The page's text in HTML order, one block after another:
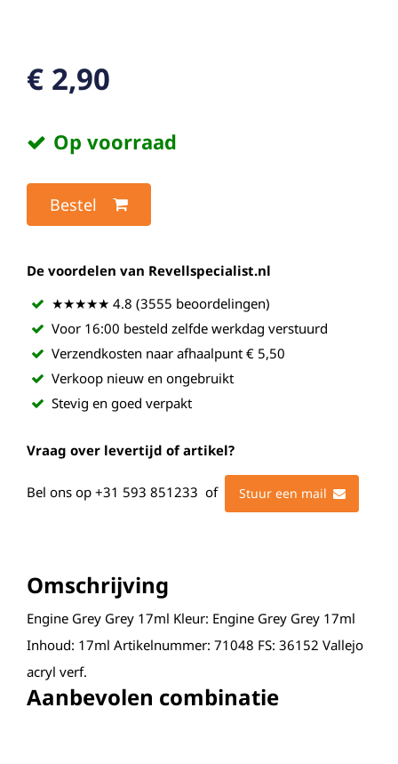
€ 2,90
Op voorraad
Bestel
De voordelen van Revellspecialist.nl
★★★★★ 4.8 (3555 beoordelingen)
Voor 16:00 besteld zelfde werkdag verstuurd
Verzendkosten naar afhaalpunt € 5,50
Verkoop nieuw en ongebruikt
Stevig en goed verpakt
Vraag over levertijd of artikel?
Bel ons op +31 593 851233 of Stuur een mail
Omschrijving
Engine Grey Grey 17ml Kleur: Engine Grey Grey 17ml
Inhoud: 17ml Artikelnummer: 71048 FS: 36152 Vallejo
acryl verf.
Aanbevolen combinatie